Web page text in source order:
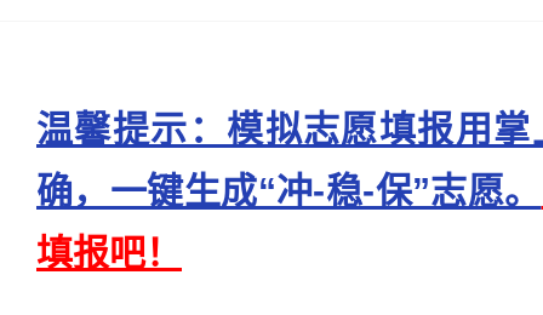
温馨提示：模拟志愿填报用
确，一键生成“冲-稳-保”志愿。
填报吧！